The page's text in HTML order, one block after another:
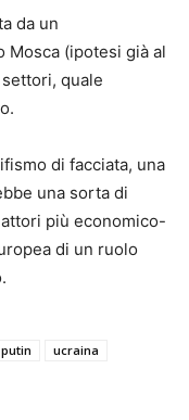
da un
(ipotesi già al
quale
di facciata, una
una sorta di
più economico-
di un ruolo
putin
ucraina